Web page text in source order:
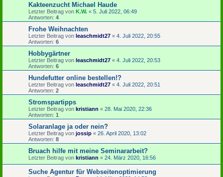
Kakteenzucht Michael Haude
Letzter Beitrag von K.W. « 5. Juli 2022, 06:49
Antworten: 4
Frohe Weihnachten
Letzter Beitrag von leaschmidt27 « 4. Juli 2022, 20:55
Antworten: 6
Hobbygärtner
Letzter Beitrag von leaschmidt27 « 4. Juli 2022, 20:53
Antworten: 6
Hundefutter online bestellen!?
Letzter Beitrag von leaschmidt27 « 4. Juli 2022, 20:51
Antworten: 2
Stromspartipps
Letzter Beitrag von kristiann « 28. Mai 2020, 22:36
Antworten: 1
Solaranlage ja oder nein?
Letzter Beitrag von jossip « 26. April 2020, 13:02
Antworten: 8
Bruach hilfe mit meine Seminararbeit?
Letzter Beitrag von kristiann « 24. März 2020, 16:56
Suche Agentur für Webseitenoptimierung